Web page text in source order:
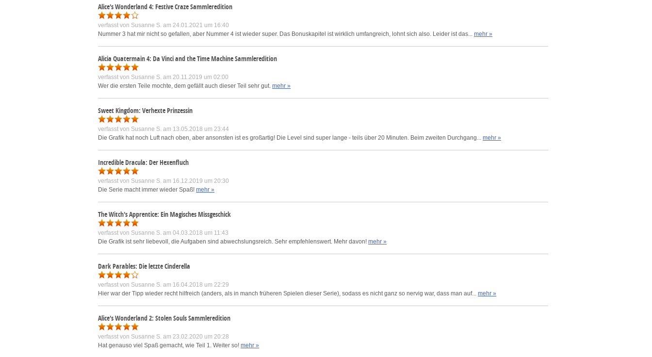
Alice's Wonderland 4: Festive Craze Sammleredition
verfasst von Susanne S. am 24.01.2021 um 16:40
Nummer 3 hat mir nicht so gefallen, aber Nummer 4 ist wieder super. Das Bonuskapitel ist wirklich umfangreich, lohnt sich also. Leider ist das... mehr »
Alicia Quatermain 4: Da Vinci and the Time Machine Sammleredition
verfasst von Susanne S. am 20.11.2019 um 02:00
Wer die ersten Teile mochte, dem gefällt auch dieser Teil sehr gut. mehr »
Sweet Kingdom: Verhexte Prinzessin
verfasst von Susanne S. am 13.05.2018 um 23:44
Die Grafik hat noch Luft nach oben, aber ansonsten ist es großartig! Die Level sind super lange - teils über 20 Minuten. Beim zweiten Durchgang... mehr »
Incredible Dracula: Der Hexenfluch
verfasst von Susanne S. am 16.12.2019 um 20:30
Die Serie macht immer wieder Spaß! mehr »
The Witch's Apprentice: Ein Magisches Missgeschick
verfasst von Susanne S. am 04.03.2018 um 11:43
Die Grafik ist sehr liebevoll, die Aufgaben sind abwechslungsreich. Sehr empfehlenswert. Mehr davon! mehr »
Dark Parables: Die letzte Cinderella
verfasst von Susanne S. am 16.04.2018 um 22:29
Hier war der Tipp wieder recht hilfreich (anders, als in manch früheren Spielen dieser Serie), sodass es nicht ganz so nervig war, dass man auf... mehr »
Alice's Wonderland 2: Stolen Souls Sammleredition
verfasst von Susanne S. am 23.02.2020 um 20:28
Hat genauso viel Spaß gemacht, wie Teil 1. Weiter so! mehr »